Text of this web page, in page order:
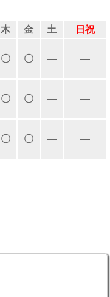
木 金 土
日祝
〇 〇 ― ―
〇 〇 ― ―
〇 〇 ― ―